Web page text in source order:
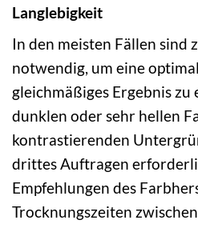
Langlebigkeit
In den meisten Fällen sind
notwendig, um eine
gleichmäßiges Ergebnis zu
dunklen oder sehr hellen
kontrastierenden
drittes Auftragen
Empfehlungen des
Trocknungszeiten